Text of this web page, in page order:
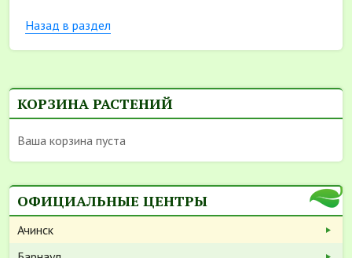
Назад в раздел
КОРЗИНА РАСТЕНИЙ
Ваша корзина пуста
ОФИЦИАЛЬНЫЕ ЦЕНТРЫ
Ачинск